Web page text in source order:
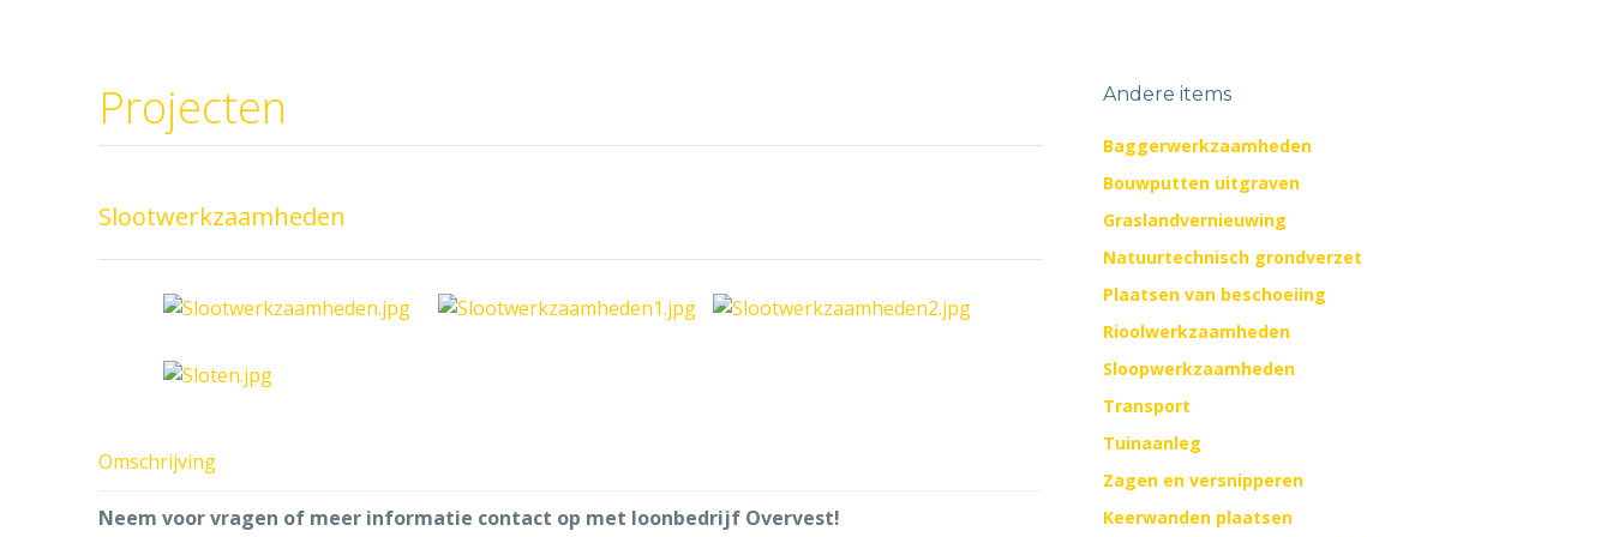
Loonbedrijf Overvest
Maai- zuigcombinatie
Projecten
Slootwerkzaamheden
Omschrijving
Neem voor vragen of meer informatie contact op met loonbedrijf Overvest!
Andere items
Baggerwerkzaamheden
Bouwputten uitgraven
Graslandvernieuwing
Natuurtechnisch grondverzet
Plaatsen van beschoeiing
Rioolwerkzaamheden
Sloopwerkzaamheden
Transport
Tuinaanleg
Zagen en versnipperen
Keerwanden plaatsen